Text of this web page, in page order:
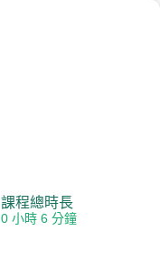
課程總時長
0 小時 6 分鐘